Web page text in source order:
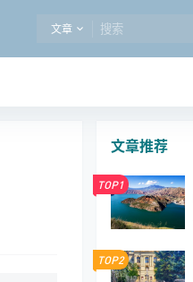
文章
文章推荐
TOP1
TOP2